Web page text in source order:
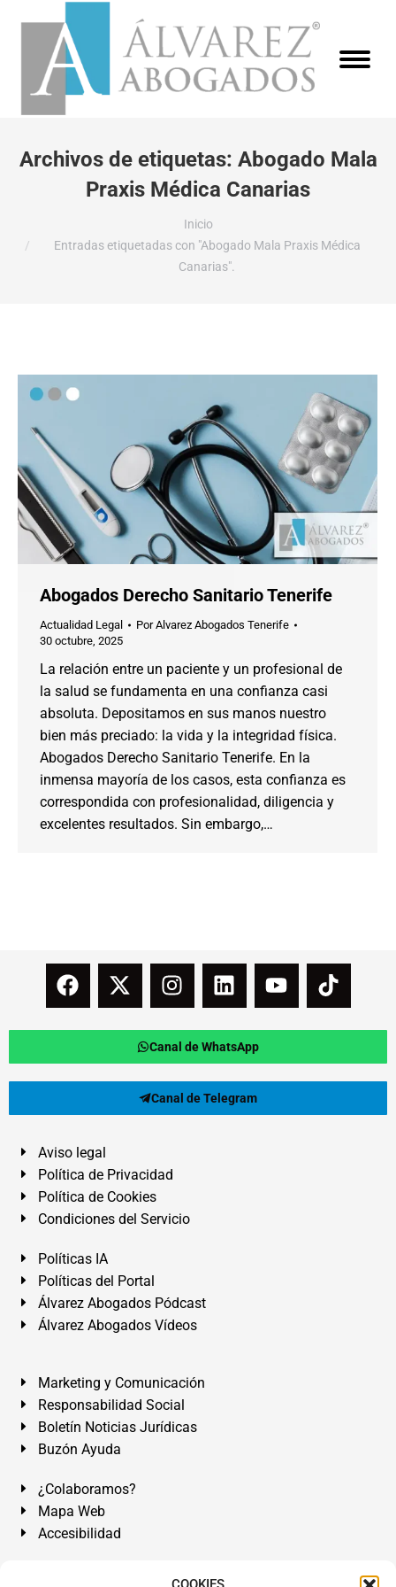
Archivos de etiquetas: Abogado Mala
Praxis Médica Canarias
Inicio
Entradas etiquetadas con "Abogado Mala Praxis Médica
Canarias".
Abogados Derecho Sanitario Tenerife
Actualidad Legal PorAlvarez Abogados Tenerife
30 octubre, 2025
La relación entre un paciente y un profesional de
la salud se fundamenta en una confianza casi
absoluta. Depositamos en sus manos nuestro
bien más preciado: la vida y la integridad física.
Abogados Derecho Sanitario Tenerife. En la
inmensa mayoría de los casos, esta confianza es
correspondida con profesionalidad, diligencia y
excelentes resultados. Sin embargo,…
Canal de WhatsApp
Canal de Telegram
Aviso legal
Política de Privacidad
Política de Cookies
Condiciones del Servicio
Políticas IA
Políticas del Portal
Álvarez Abogados Pódcast
Álvarez Abogados Vídeos
Marketing y Comunicación
Responsabilidad Social
Boletín Noticias Jurídicas
Buzón Ayuda
¿Colaboramos?
Mapa Web
Accesibilidad
Álvarez Abogados Tenerife:Calle Teobaldo Power Nº 7,